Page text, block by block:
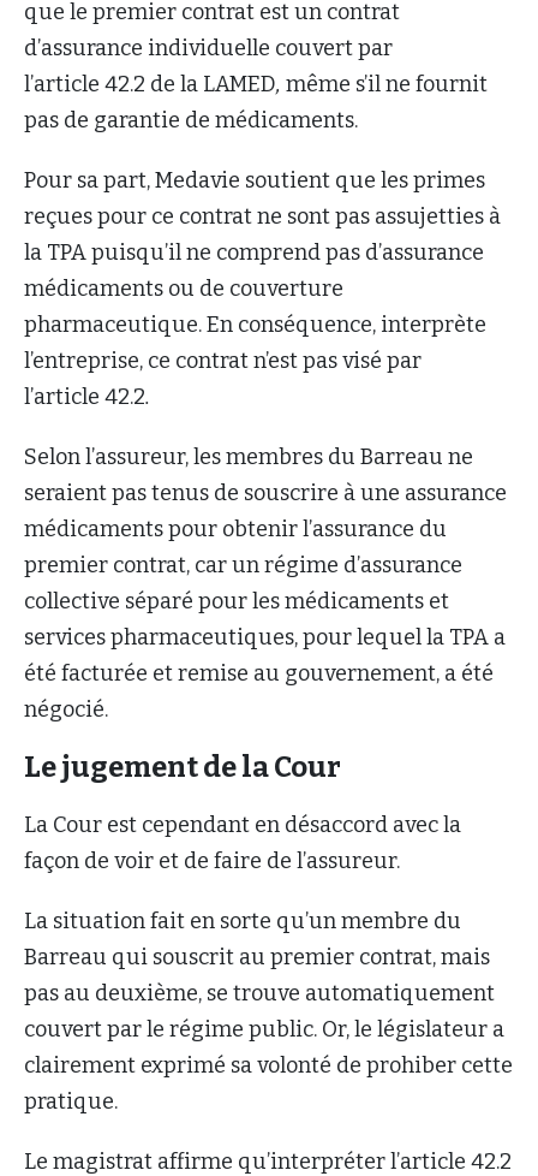
que le premier contrat est un contrat
d’assurance individuelle couvert par
l’article 42.2 de la LAMED, même s’il ne fournit
pas de garantie de médicaments.
Pour sa part, Medavie soutient que les primes
reçues pour ce contrat ne sont pas assujetties à
la TPA puisqu’il ne comprend pas d’assurance
médicaments ou de couverture
pharmaceutique. En conséquence, interprète
l’entreprise, ce contrat n’est pas visé par
l’article 42.2.
Selon l’assureur, les membres du Barreau ne
seraient pas tenus de souscrire à une assurance
médicaments pour obtenir l’assurance du
premier contrat, car un régime d’assurance
collective séparé pour les médicaments et
services pharmaceutiques, pour lequel la TPA a
été facturée et remise au gouvernement, a été
négocié.
Le jugement de la Cour
La Cour est cependant en désaccord avec la
façon de voir et de faire de l’assureur.
La situation fait en sorte qu’un membre du
Barreau qui souscrit au premier contrat, mais
pas au deuxième, se trouve automatiquement
couvert par le régime public. Or, le législateur a
clairement exprimé sa volonté de prohiber cette
pratique.
Le magistrat affirme qu’interpréter l’article 42.2